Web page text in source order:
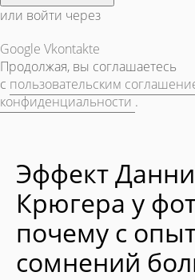
или войти через
Google Vkontakte
Продолжая, вы соглашаетесь
с пользовательским
конфиденциальности .
Эффект
Крюгера у
почему с
сомнений